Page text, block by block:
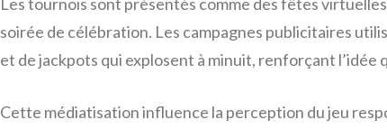
soirée de célébration. Les campagnes publicitaires
et de jackpots qui explosent à minuit, renforçant
Cette médiatisation influence la perception du jeu